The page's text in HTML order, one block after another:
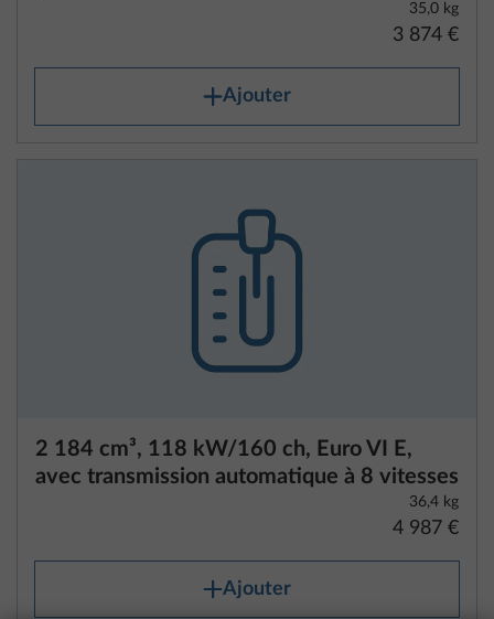
35,0 kg
3 874 €
Ajouter
2 184 cm³, 118 kW/160 ch, Euro VI E,
avec transmission automatique à 8 vitesses
36,4 kg
4 987 €
Ajouter